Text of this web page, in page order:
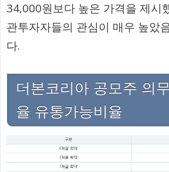
34,000원보다 높은 가격을 제시
관투자자들의 관심이 매우 높았
다.
더본코리아 공모주 의
율 유통가능비율